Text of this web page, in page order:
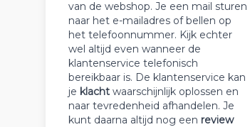
van de webshop. Je een mail sturen
naar het e-mailadres of bellen op
het telefoonnummer. Kijk echter
wel altijd even wanneer de
klantenservice telefonisch
bereikbaar is. De klantenservice kan
je klacht waarschijnlijk oplossen en
naar tevredenheid afhandelen. Je
kunt daarna altijd nog een review